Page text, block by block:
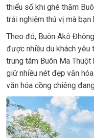
thiểu số khi ghé thăm
trải nghiệm thú vị mà bạn
Theo đó, Buôn Akô
được nhiều du khách yêu
trung tâm Buôn Ma
giữ nhiều nét đẹp văn
văn hóa cồng chiêng